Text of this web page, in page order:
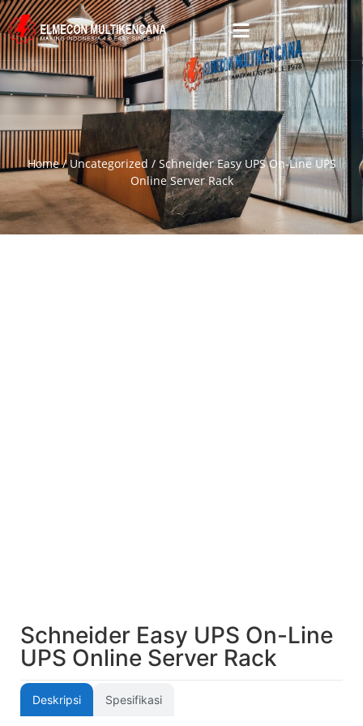
Home/Uncategorized/ Schneider Easy UPS On-Line UPS
Online Server Rack
Schneider Easy UPS On-Line
UPS Online Server Rack
Deskripsi Spesifikasi